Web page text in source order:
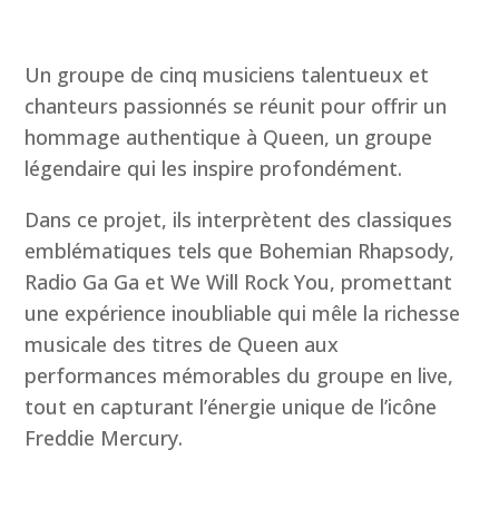
Un groupe de cinq musiciens talentueux et
chanteurs passionnés se réunit pour offrir un
hommage authentique à Queen, un groupe
légendaire qui les inspire profondément.
Dans ce projet, ils interprètent des classiques
emblématiques tels que Bohemian Rhapsody,
Radio Ga Ga et We Will Rock You, promettant
une expérience inoubliable qui mêle la richesse
musicale des titres de Queen aux
performances mémorables du groupe en live,
tout en capturant l’énergie unique de l’icône
Freddie Mercury.